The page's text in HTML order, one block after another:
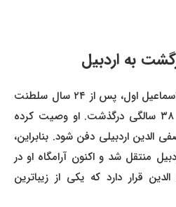
به اردبیل
موسس سلسله صفویه، شاه اسماعیل اول، پس از ۲۴ سال سلطنت
و جنگ های بسیار، در سن ۳۸ سالگی درگذشت. او وصیت کرده
اردبیلی دفن شود. بنابراین،
شد و اکنون آرامگاه او در
قرار دارد که یکی از زیباترین